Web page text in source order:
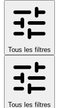
Tous les filtres
Tous les filtres